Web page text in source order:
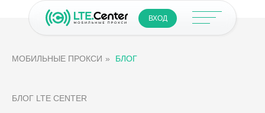
ВХОД
МОБИЛЬНЫЕ ПРОКСИ » БЛОГ
БЛОГ LTE CENTER